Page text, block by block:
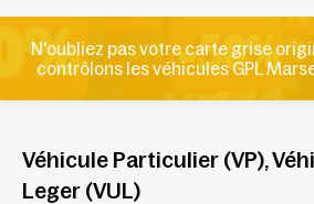
N'oubliez pas votre carte grise
contrôlons les véhicules GPL
Véhicule Particulier (VP),
Leger (VUL)